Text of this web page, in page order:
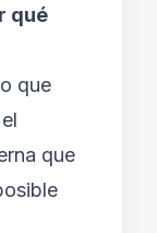
qué
que
que